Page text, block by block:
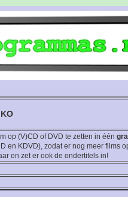
op (V)CD of DVD te zetten in één
en KDVD), zodat er nog meer films
en zet er ook de ondertitels in!